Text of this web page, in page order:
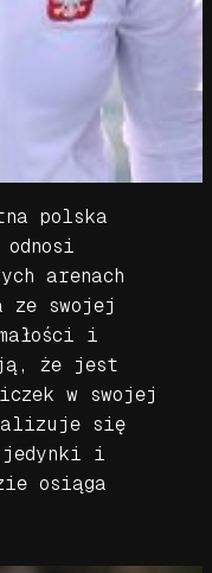
polska
arenach
ze swojej
i
że jest
w swojej
się
jedynki i
osiąga